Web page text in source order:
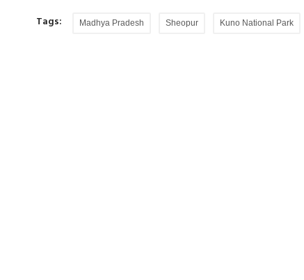
Tags: Madhya Pradesh Sheopur Kuno National Park